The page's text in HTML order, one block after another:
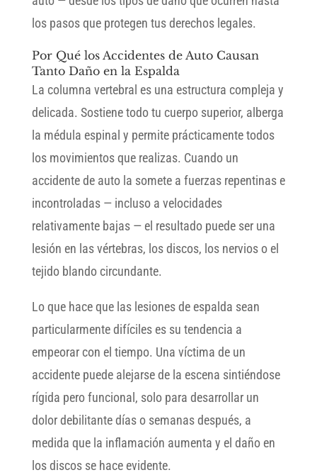
los pasos que protegen tus derechos legales.
Por Qué los Accidentes de Auto Causan
Tanto Daño en la Espalda
La columna vertebral es una estructura compleja y
delicada. Sostiene todo tu cuerpo superior, alberga
la médula espinal y permite prácticamente todos
los movimientos que realizas. Cuando un
accidente de auto la somete a fuerzas repentinas e
incontroladas — incluso a velocidades
relativamente bajas — el resultado puede ser una
lesión en las vértebras, los discos, los nervios o el
tejido blando circundante.
Lo que hace que las lesiones de espalda sean
particularmente difíciles es su tendencia a
empeorar con el tiempo. Una víctima de un
accidente puede alejarse de la escena sintiéndose
rígida pero funcional, solo para desarrollar un
dolor debilitante días o semanas después, a
medida que la inflamación aumenta y el daño en
los discos se hace evidente.